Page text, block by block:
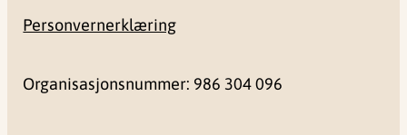
Personvernerklæring
Organisasjonsnummer: 986 304 096